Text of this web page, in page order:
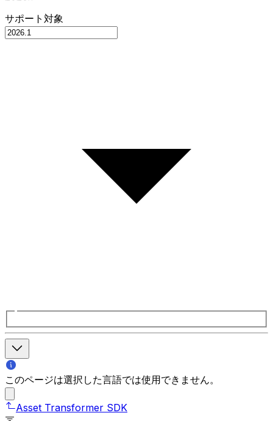
サポート対象
このページは選択した言語では使用できません。
Asset Transformer SDK